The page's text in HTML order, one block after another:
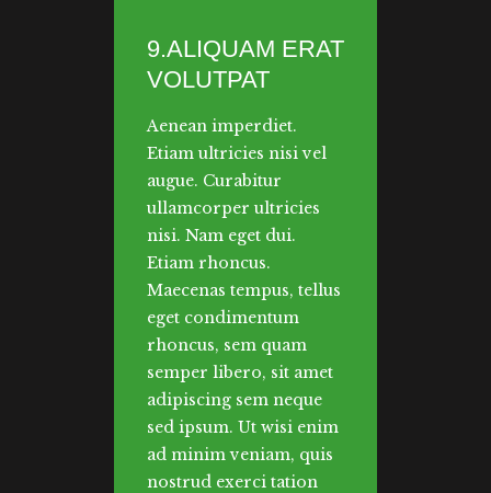
9.ALIQUAM ERAT
VOLUTPAT
Aenean imperdiet.
Etiam ultricies nisi vel
augue. Curabitur
ullamcorper ultricies
nisi. Nam eget dui.
Etiam rhoncus.
Maecenas tempus, tellus
eget condimentum
rhoncus, sem quam
semper libero, sit amet
adipiscing sem neque
sed ipsum. Ut wisi enim
ad minim veniam, quis
nostrud exerci tation